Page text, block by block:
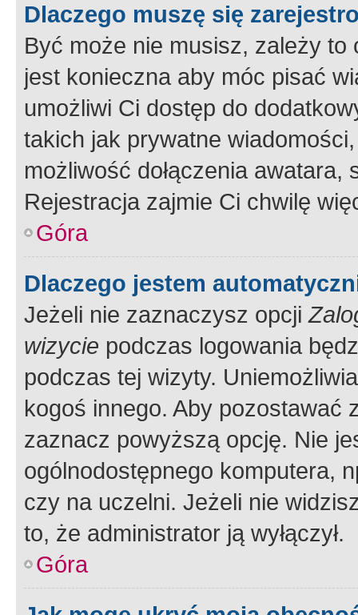
Dlaczego muszę się
Być może nie musisz, zależy
jest konieczna aby móc pisać
umożliwi Ci dostęp do
takich jak prywatne
możliwość dołączenia
Rejestracja zajmie Ci chwilę
Góra
Dlaczego jestem
Jeżeli nie zaznaczysz opcji
wizycie podczas logowania
podczas tej wizyty.
kogoś innego. Aby pozostawać
zaznacz powyższą opcję. Nie
ogólnodostępnego komputera,
czy na uczelni. Jeżeli nie
to, że administrator ją wyłączył.
Góra